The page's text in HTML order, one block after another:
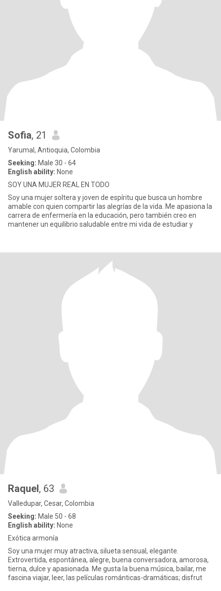
Sofia, 21
Yarumal, Antioquia, Colombia
Seeking: Male 30 - 64
English ability: None
SOY UNA MUJER REAL EN TODO
Soy una mujer soltera y joven de espíritu que busca un hombre
amable con quien compartir las alegrías de la vida. Me apasiona la
carrera de enfermería en la educación, pero también creo en
mantener un equilibrio saludable entre mi vida de estudiar y
Raquel, 63
Valledupar, Cesar, Colombia
Seeking: Male 50 - 68
English ability: None
Exótica armonía
Soy una mujer muy atractiva, silueta sensual, elegante.
Extrovertida, espontánea, alegre, buena conversadora, amorosa,
tierna, dulce y apasionada. Me gusta la buena música, bailar, me
fascina viajar, leer, las películas románticas-dramáticas; disfrut